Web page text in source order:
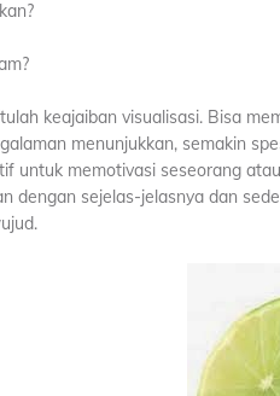
keajaiban visualisasi. Bisa
menunjukkan, semakin
untuk memotivasi seseorang
dengan sejelas-jelasnya dan